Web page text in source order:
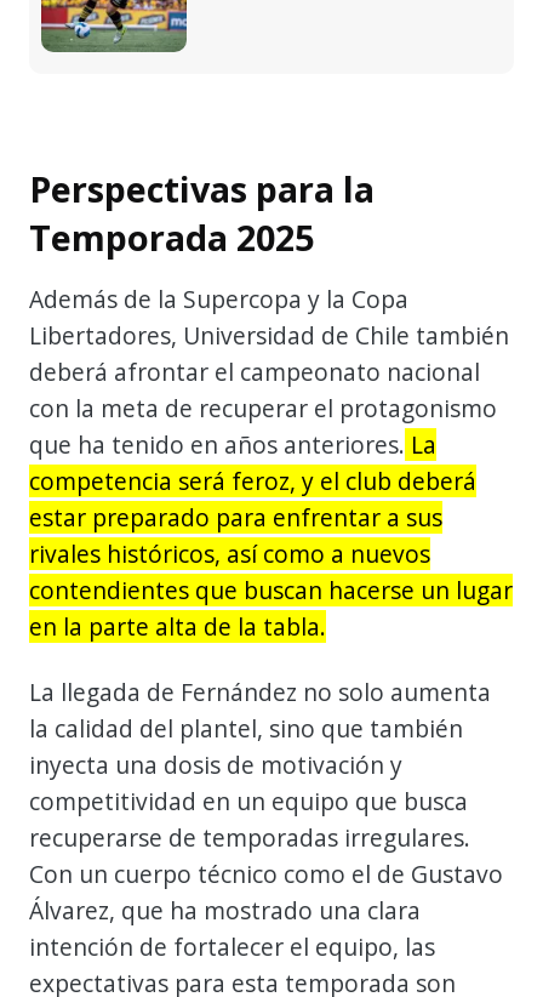
Perspectivas para la
Temporada 2025
Además de la Supercopa y la Copa
Libertadores, Universidad de Chile también
deberá afrontar el campeonato nacional
con la meta de recuperar el protagonismo
que ha tenido en años anteriores. La
competencia será feroz, y el club deberá
estar preparado para enfrentar a sus
rivales históricos, así como a nuevos
contendientes que buscan hacerse un lugar
en la parte alta de la tabla.
La llegada de Fernández no solo aumenta
la calidad del plantel, sino que también
inyecta una dosis de motivación y
competitividad en un equipo que busca
recuperarse de temporadas irregulares.
Con un cuerpo técnico como el de Gustavo
Álvarez, que ha mostrado una clara
intención de fortalecer el equipo, las
expectativas para esta temporada son